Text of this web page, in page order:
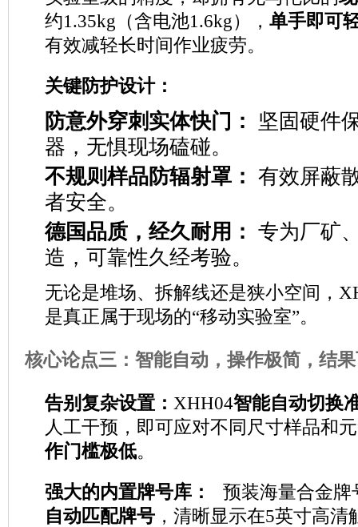
约1.35kg（含电池1.6kg）， 单手即可
有效减轻长时间作业疲劳。
关键防护设计：
防意外穿刺实体快门：
坚固硬件
器，无惧现场磕碰。
不规则样品防辐射罩： 有效屏蔽
者安全。
德国品质，经久耐用： 专为厂矿
造，可靠性久经考验。
无论是堆场、拆解线还是狭小空间，
是真正属于现场的“移动实验室”。
核心论点三：智能自动，操作极简，结
告别复杂设置： XHH04智能自动切换
人工干预，即可应对不同尺寸样品和
作门槛极低。
强大的内置牌号库：
预装海量合金牌
自动匹配牌号 ，清晰显示在5英寸高